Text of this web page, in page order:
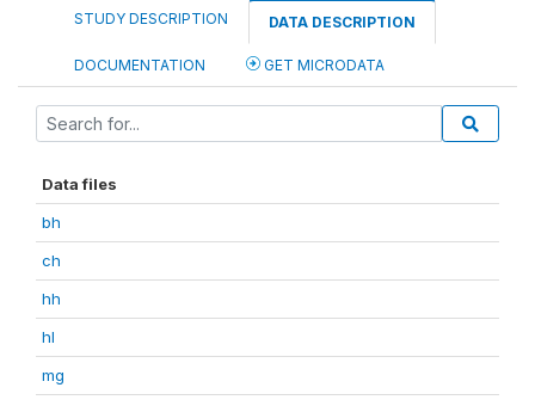
STUDY DESCRIPTION DATA DESCRIPTION
DOCUMENTATION GET MICRODATA
Data files
bh
ch
hh
hl
mg